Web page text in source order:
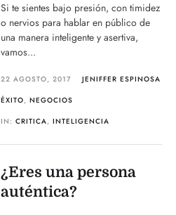
Si te sientes bajo presión, con timidez
o nervios para hablar en público de
una manera inteligente y asertiva,
vamos...
22 AGOSTO, 2017
JENIFFER ESPINOSA
ÉXITO,NEGOCIOS
IN:CRITICA,INTELIGENCIA
¿Eres una persona
auténtica?